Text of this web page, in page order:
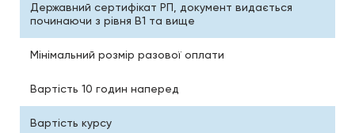
Державний сертифікат РП, документ видається
починаючи з рівня В1 та вище
Мінімальний розмір разової оплати
Вартість 10 годин наперед
Вартість курсу